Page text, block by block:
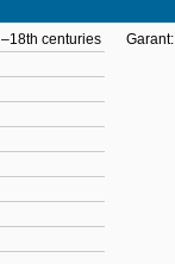
centuries
Garant: